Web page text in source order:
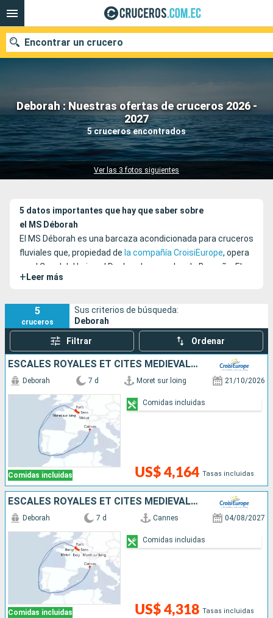
Deborah : Nuestras ofertas de cruceros 2026 -
2027
5 cruceros encontrados
Ver las 3 fotos siguientes
Encontrar un crucero
Nuestros destinos
Fecha de salida
5 datos importantes que hay que saber sobre
el MS Déborah
El MS Déborah es una barcaza acondicionada para cruceros
fluviales que, propiedad de la compañía CroisiEurope, opera
en el Canal del Loira, el Doubs y los canales de Borgoña. El
MS Déborah ofrece una original y encantadora opción de
+ Leer más
5
cruceros
Sus criterios de búsqueda:
Deborah
Filtrar Ordenar
ESCALES ROYALES ET CITÉS MÉDIÉVALES, CROISIÈRE SUR LA PETITE SEINE, À LA RENCONTRE DE L'HISTOIRE DE FRANCE
Comidas incluidas
Deborah 7 d Moret sur loing 21/10/2026
US$ 4,164 Tasas incluidas
Comidas incluidas
ESCALES ROYALES ET CITÉS MÉDIÉVALES, CROISIÈRE SUR LA PETITE SEINE, À LA RENCONTRE DE L'HISTOIRE DE FRANCE
Comidas incluidas
Deborah 7 d Cannes 04/08/2027
US$ 4,318 Tasas incluidas
Comidas incluidas